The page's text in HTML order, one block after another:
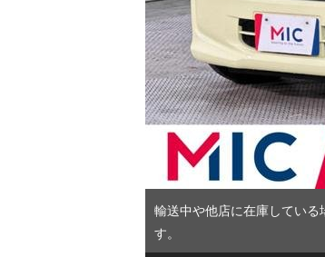
輸送中や他店に在庫してい
す。